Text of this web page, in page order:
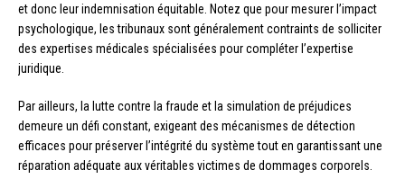
et donc leur indemnisation équitable. Notez que pour mesurer l’impact
psychologique, les tribunaux sont généralement contraints de solliciter
des expertises médicales spécialisées pour compléter l’expertise
juridique.
Par ailleurs, la lutte contre la fraude et la simulation de préjudices
demeure un défi constant, exigeant des mécanismes de détection
efficaces pour préserver l’intégrité du système tout en garantissant une
réparation adéquate aux véritables victimes de dommages corporels.